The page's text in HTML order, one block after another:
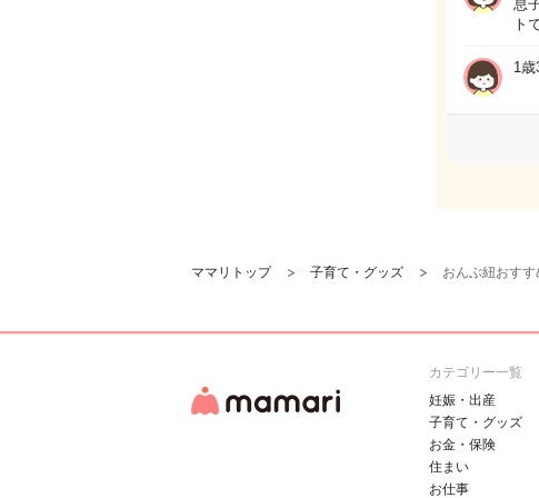
息
ト
1
ママリトップ 子育て・グッズ おんぶ紐おす
カテゴリー一覧
妊娠・出産
子育て・グッズ
お金・保険
住まい
お仕事